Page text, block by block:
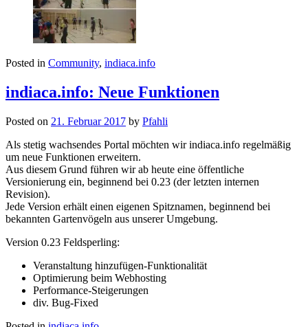
Posted in Community, indiaca.info
indiaca.info: Neue Funktionen
Posted on 21. Februar 2017 by Pfahli
Als stetig wachsendes Portal möchten wir indiaca.info regelmäßig
um neue Funktionen erweitern.
Aus diesem Grund führen wir ab heute eine öffentliche
Versionierung ein, beginnend bei 0.23 (der letzten internen
Revision).
Jede Version erhält einen eigenen Spitznamen, beginnend bei
bekannten Gartenvögeln aus unserer Umgebung.
Version 0.23 Feldsperling:
Veranstaltung hinzufügen-Funktionalität
Optimierung beim Webhosting
Performance-Steigerungen
div. Bug-Fixed